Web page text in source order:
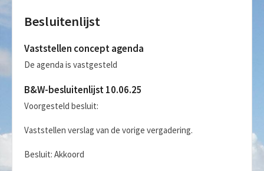
Besluitenlijst
Vaststellen concept agenda
De agenda is vastgesteld
B&W-besluitenlijst 10.06.25
Voorgesteld besluit:
Vaststellen verslag van de vorige vergadering.
Besluit: Akkoord